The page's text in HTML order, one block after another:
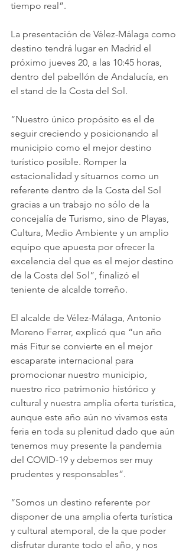
tiempo real”.
La presentación de Vélez-Málaga como
destino tendrá lugar en Madrid el
próximo jueves 20, a las 10:45 horas,
dentro del pabellón de Andalucía, en
el stand de la Costa del Sol.
“Nuestro único propósito es el de
seguir creciendo y posicionando al
municipio como el mejor destino
turístico posible. Romper la
estacionalidad y situarnos como un
referente dentro de la Costa del Sol
gracias a un trabajo no sólo de la
concejalía de Turismo, sino de Playas,
Cultura, Medio Ambiente y un amplio
equipo que apuesta por ofrecer la
excelencia del que es el mejor destino
de la Costa del Sol”, finalizó el
teniente de alcalde torreño.
El alcalde de Vélez-Málaga, Antonio
Moreno Ferrer, explicó que “un año
más Fitur se convierte en el mejor
escaparate internacional para
promocionar nuestro municipio,
nuestro rico patrimonio histórico y
cultural y nuestra amplia oferta turística,
aunque este año aún no vivamos esta
feria en toda su plenitud dado que aún
tenemos muy presente la pandemia
del COVID-19 y debemos ser muy
prudentes y responsables”.
“Somos un destino referente por
disponer de una amplia oferta turística
y cultural atemporal, de la que poder
disfrutar durante todo el año, y nos